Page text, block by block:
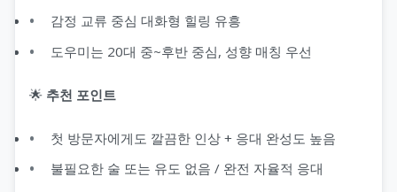
감정 교류 중심 대화형 힐링 유흥
도우미는 20대 중~후반 중심, 성향 매칭 우선
🌟 추천 포인트
첫 방문자에게도 깔끔한 인상 + 응대 완성도 높음
불필요한 술 또는 유도 없음 / 완전 자율적 응대